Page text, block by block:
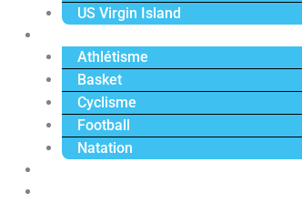
US Virgin Island
Athlétisme
Basket
Cyclisme
Football
Natation